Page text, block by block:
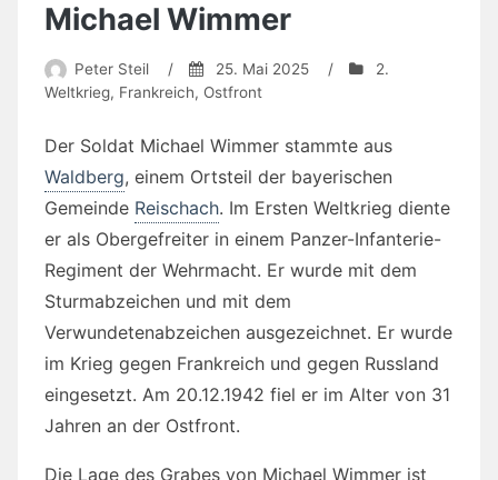
Michael Wimmer
Peter Steil / 25. Mai 2025 /
2.
Weltkrieg, Frankreich, Ostfront
Der Soldat Michael Wimmer stammte aus
Waldberg, einem Ortsteil der bayerischen
Gemeinde Reischach. Im Ersten Weltkrieg diente
er als Obergefreiter in einem Panzer-Infanterie-
Regiment der Wehrmacht. Er wurde mit dem
Sturmabzeichen und mit dem
Verwundetenabzeichen ausgezeichnet. Er wurde
im Krieg gegen Frankreich und gegen Russland
eingesetzt. Am 20.12.1942 fiel er im Alter von 31
Jahren an der Ostfront.
Die Lage des Grabes von Michael Wimmer ist